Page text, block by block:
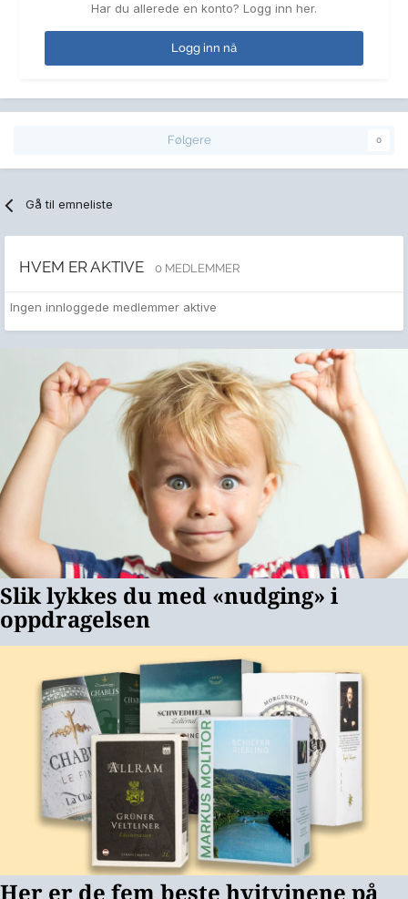
Har du allerede en konto? Logg inn her.
Logg inn nå
Følgere 0
Gå til emneliste
HVEM ER AKTIVE 0 MEDLEMMER
Ingen innloggede medlemmer aktive